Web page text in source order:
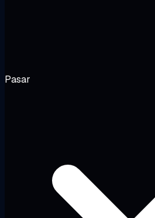
Pasar